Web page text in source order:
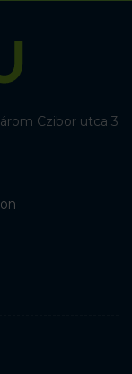
Czibor utca 3